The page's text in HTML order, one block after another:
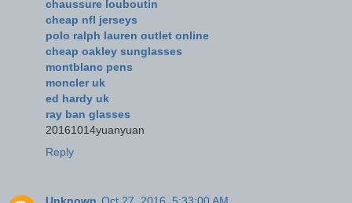
chaussure louboutin
cheap nfl jerseys
polo ralph lauren outlet online
cheap oakley sunglasses
montblanc pens
moncler uk
ed hardy uk
ray ban glasses
20161014yuanyuan
Reply
Unknown Oct 27, 2016, 5:33:00 AM